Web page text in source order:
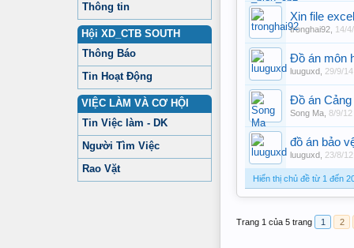
Thông tin
Hội XD_CTB SOUTH
Thông Báo
Tin Hoạt Động
VIỆC LÀM VÀ CƠ HỘI
Tin Việc làm - DK
Người Tìm Việc
Rao Vặt
Xin file
tronghai92 14/
Đồ án môn
luuguxd 29/9/14
Đồ án Cảng
Song Ma 8/9/12
đồ án bảo
luuguxd 23/8/12
Hiển thị chủ đề từ 1 đến
Trang 1 của 5 trang 1 2